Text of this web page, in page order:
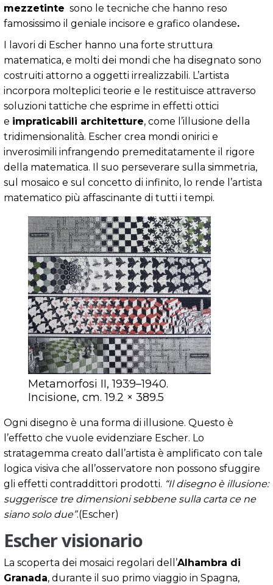
mezzetinte sono le tecniche che hanno reso
famosissimo il geniale incisore e grafico olandese.
I lavori di Escher hanno una forte struttura
matematica, e molti dei mondi che ha disegnato sono
costruiti attorno a oggetti irrealizzabili. L’artista
incorpora molteplici teorie e le restituisce attraverso
soluzioni tattiche che esprime in effetti ottici
e impraticabili architetture, come l’illusione della
tridimensionalità. Escher crea mondi onirici e
inverosimili infrangendo premeditatamente il rigore
della matematica. Il suo perseverare sulla simmetria,
sul mosaico e sul concetto di infinito, lo rende l’artista
matematico più affascinante di tutti i tempi.
Metamorfosi II, 1939–1940.
Incisione, cm. 19.2 × 389.5
Ogni disegno è una forma di illusione. Questo è
l’effetto che vuole evidenziare Escher. Lo
stratagemma creato dall’artista è amplificato con tale
logica visiva che all’osservatore non possono sfuggire
gli effetti contraddittori prodotti. “Il disegno è illusione:
suggerisce tre dimensioni sebbene sulla carta ce ne
siano solo due”.(Escher)
Escher visionario
La scoperta dei mosaici regolari dell’Alhambra di
Granada, durante il suo primo viaggio in Spagna,